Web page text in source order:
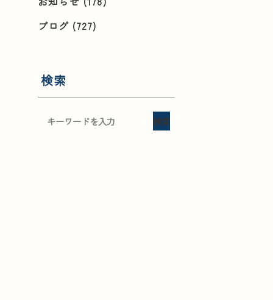
ブログ (727)
検索
検索